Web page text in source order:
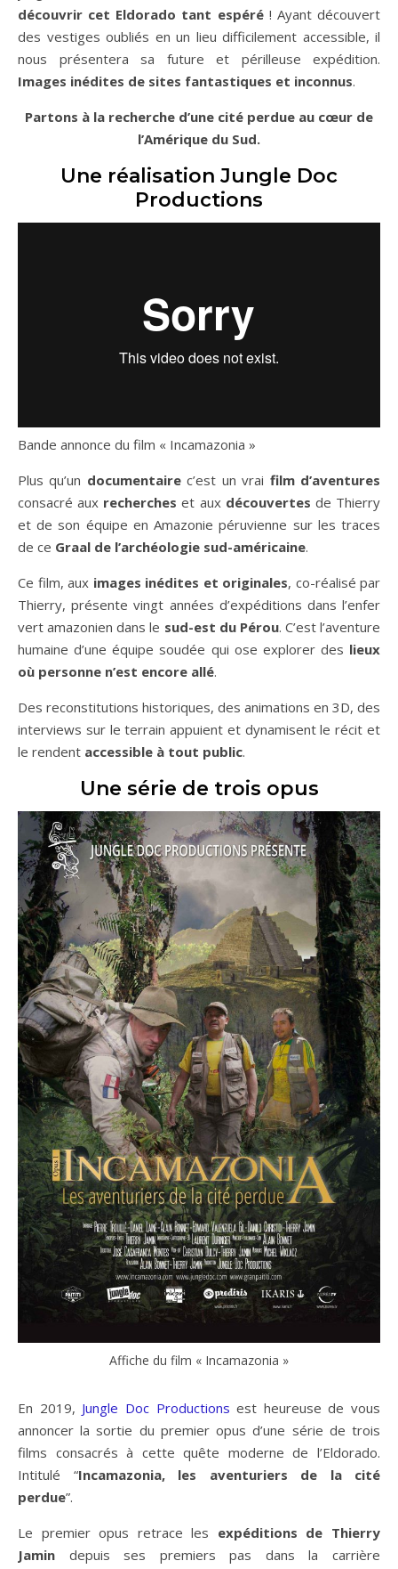
découvrir cet Eldorado tant espéré! Ayant découvert
des vestiges oubliés en un lieu difficilement accessible, il
nous présentera sa future et périlleuse expédition.
Images inédites de sites fantastiques et inconnus.
Partons à la recherche d’une cité perdue au cœur de
l’Amérique du Sud.
Une réalisation Jungle Doc
Productions
Bande annonce du film « Incamazonia »
Plus qu’un documentairec’est un vrai film d’aventures
consacré aux recherches et aux découvertes de Thierry
et de son équipe en Amazonie péruvienne sur les traces
de ce Graal de l’archéologie sud-américaine.
Ce film, aux images inédites et originales, co-réalisé par
Thierry, présente vingt années d’expéditions dans l’enfer
vert amazonien dans le sud-est du Pérou. C’est l’aventure
humaine d’une équipe soudée qui ose explorer des lieux
où personne n’est encore allé.
Des reconstitutions historiques, des animations en 3D, des
interviews sur le terrain appuient et dynamisent le récit et
le rendent accessible à tout public.
Une série de trois opus
Affiche du film « Incamazonia »
En 2019, Jungle Doc Productions est heureuse de vous
annoncer la sortie du premier opus d’une série de trois
films consacrés à cette quête moderne de l’Eldorado.
Intitulé “Incamazonia, les aventuriers de la cité
perdue”.
Le premier opus retrace les expéditions de Thierry
Jamin depuis ses premiers pas dans la carrière